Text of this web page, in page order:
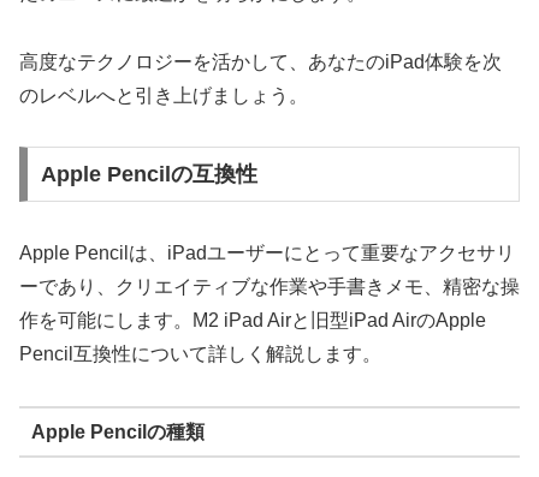
高度なテクノロジーを活かして、あなたのiPad体験を次
のレベルへと引き上げましょう。
Apple Pencilの互換性
Apple Pencilは、iPadユーザーにとって重要なアクセサリ
ーであり、クリエイティブな作業や手書きメモ、精密な操
作を可能にします。M2 iPad Airと旧型iPad AirのApple
Pencil互換性について詳しく解説します。
Apple Pencilの種類